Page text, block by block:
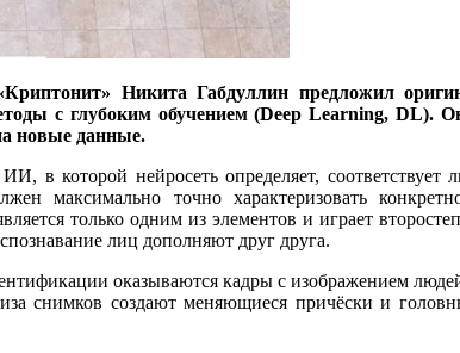
Никита Габдуллин предложил
с глубоким обучением (Deep Learning, DL).
новые данные.
в которой нейросеть определяет,
максимально точно характеризовать
только одним из элементов и играет
лиц дополняют друг друга.
оказываются кадры с изображением
снимков создают меняющиеся причёски и